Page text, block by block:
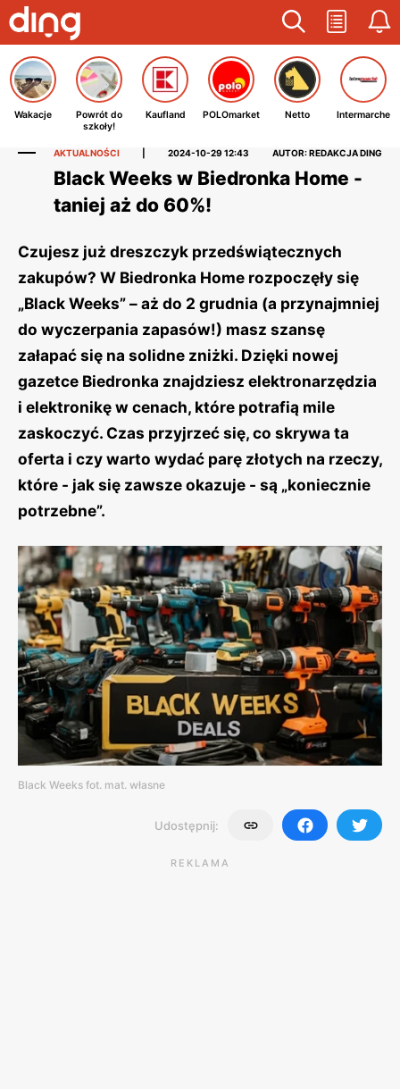
Wakacje
Powrót do
szkoły!
Kaufland POLOmarket Netto Intermarche
AKTUALNOŚCI 2024-10-29 12:43 AUTOR: REDAKCJA DING
Black Weeks w Biedronka Home -
taniej aż do 60%!
Czujesz już dreszczyk przedświątecznych
zakupów? W Biedronka Home rozpoczęły się
„Black Weeks” – aż do 2 grudnia (a przynajmniej
do wyczerpania zapasów!) masz szansę
załapać się na solidne zniżki. Dzięki nowej
gazetce Biedronka znajdziesz elektronarzędzia
i elektronikę w cenach, które potrafią mile
zaskoczyć. Czas przyjrzeć się, co skrywa ta
oferta i czy warto wydać parę złotych na rzeczy,
które - jak się zawsze okazuje - są „koniecznie
potrzebne”.
Black Weeks fot. mat. własne
Udostępnij:
REKLAMA